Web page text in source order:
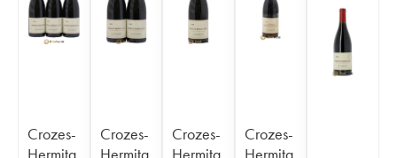
Crozes-
Hermita
Crozes-
Hermita
Crozes-
Hermita
Crozes-
Hermita